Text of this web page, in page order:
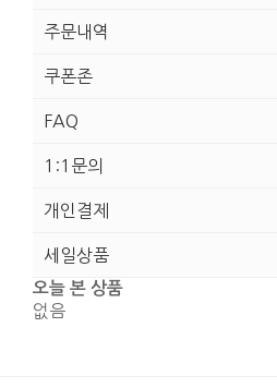
주문내역
쿠폰존
FAQ
1:1문의
개인결제
세일상품
오늘 본 상품
없음